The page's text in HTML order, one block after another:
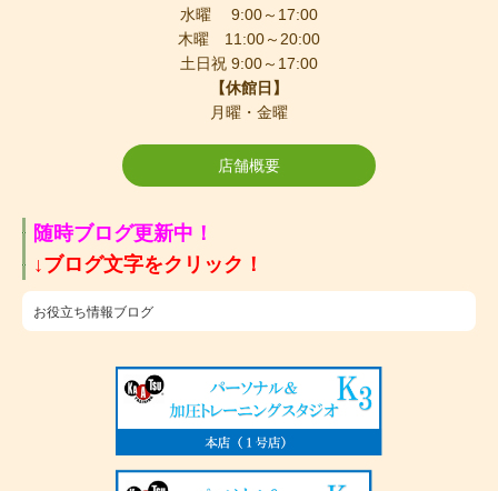
水曜 9:00～17:00
木曜 11:00～20:00
土日祝 9:00～17:00
【休館日】
月曜・金曜
店舗概要
随時ブログ更新中！
​↓ブログ文字をクリック！
お役立ち情報ブログ